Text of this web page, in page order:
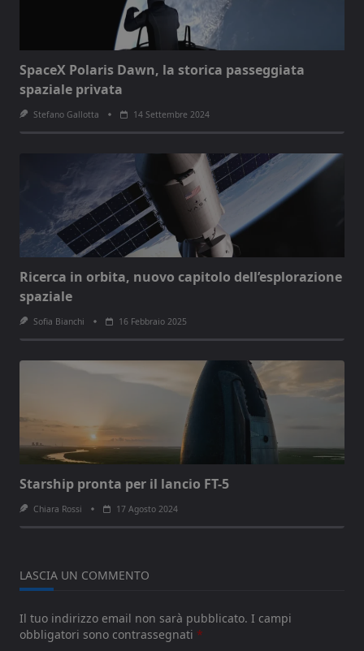
SpaceX Polaris Dawn, la storica passeggiata
spaziale privata
Stefano Gallotta 14 Settembre 2024
Ricerca in orbita, nuovo capitolo dell’esplorazione
spaziale
Sofia Bianchi 16 Febbraio 2025
Starship pronta per il lancio FT-5
Chiara Rossi 17 Agosto 2024
LASCIA UN COMMENTO
Il tuo indirizzo email non sarà pubblicato. I campi
obbligatori sono contrassegnati *